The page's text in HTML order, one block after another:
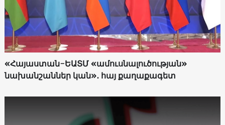
«Հայաստան-ԵԱՏՄ «ամուսնալուծության»
նախանշաններ կան»․ հայ քաղաքագետ